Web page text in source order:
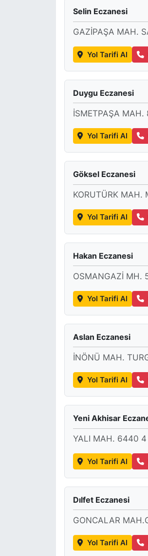
Selin Eczanesi
GAZİPAŞA MAH.
Yol Tarifi Al
Duygu Eczanesi
İSMETPAŞA MAH.
Yol Tarifi Al
Göksel Eczanesi
KORUTÜRK MAH.
Yol Tarifi Al
Hakan Eczanesi
OSMANGAZİ MH.
Yol Tarifi Al
Aslan Eczanesi
İNÖNÜ MAH.
Yol Tarifi Al
Yeni Akhisar
YALI MAH. 6440 4
Yol Tarifi Al
Dılfet Eczanesi
GONCALAR
Yol Tarifi Al
KONGRE HABERLERİ
KONGRE TAKVİMİ
RÖPORTAJLAR
BİYOGRAFİLER